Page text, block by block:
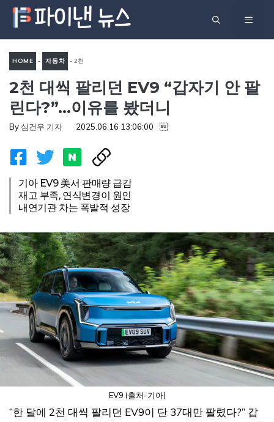
츠
기
메
HOME - 자동차 -2천
대씩 팔리던 EV9 “갑자기 안
팔린다?”…이유를 봤더니
2천 대씩 팔리던 EV9 “갑자기 안 팔
린다?”…이유를 봤더니
By 심건우 기자 2025.06.16 13:06:00 
기아 EV9 美서 판매량 급감
재고 부족, 연식변경이 원인
내연기관 차는 폭발적 성장
EV9 (출처-기아)
“한 달에 2천 대씩 팔리던 EV9이 단 37대만 팔렸다?” 갑